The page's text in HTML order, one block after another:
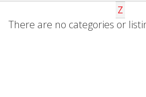
Z
There are no categories or